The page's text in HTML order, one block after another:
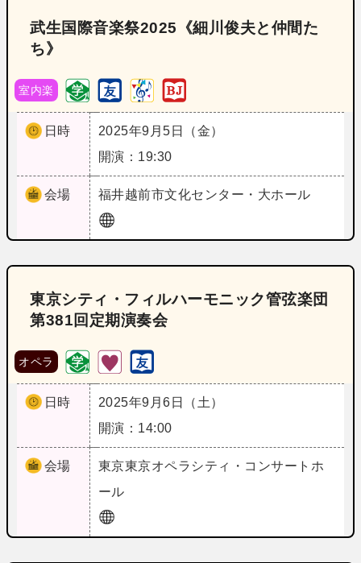
武生国際音楽祭2025《細川俊夫と仲間た
ち》
室内楽
日時
2025年9月5日（金）
開演：19:30
会場 福井越前市文化センター・大ホール
東京シティ・フィルハーモニック管弦楽団
第381回定期演奏会
オペラ
日時
2025年9月6日（土）
開演：14:00
会場 東京東京オペラシティ・コンサートホ
ール